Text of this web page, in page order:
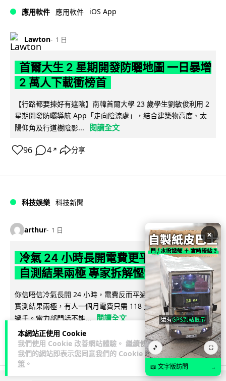
本網站正使用 Cookie
我們使用 Cookie 改善網站體驗。 繼續使用
我們的網站即表示您同意我們的 Cookie 政
策 。
應用軟件 應用軟件 iOS App
Lawton 1 日
首爾大生 2 星期開發防曬地圖 一日暴增
2 萬人下載衝榜首
【行路都要揀好有遮陰】南韓首爾大學 23 歲學生劉敏俊利用 2
星期開發防曬導航 App「走向陰涼處」，結合建築物高度、太
陽仰角及行道樹陰影...
閱讀全文
96 4 ↗ 分享
科技娛樂 科技新聞
arthur 1 日
冷氣 24 小時長開電費更平？內地網民
自測結果兩極 專家拆解慳電邏輯
你信唔信冷氣長開 24 小時，電費反而平過開開關關？內地網民
實測結果兩極，有人一個月電費只需 118 元人民幣，有人飆到
過千。電力部門話不能... 閱讀全文
39 分享
×
🎵 ⛶
📖 文字版訪問 →